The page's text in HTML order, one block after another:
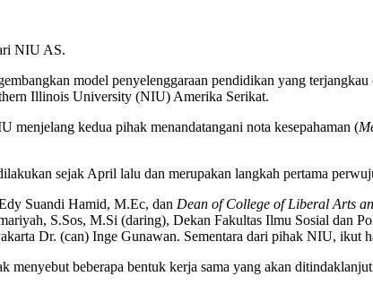
NIU AS.
model penyelenggaraan pendidikan yang
Illinois University (NIU) Amerika Serikat.
menjelang kedua pihak menandatangani nota kesepahaman (
sejak April lalu dan merupakan langkah pertama
Suandi Hamid, M.Ec, dan Dean of College of Liberal Arts
S.Sos, M.Si (daring), Dekan Fakultas Ilmu Sosial dan
Dr. (can) Inge Gunawan. Sementara dari pihak NIU, ikut
beberapa bentuk kerja sama yang akan